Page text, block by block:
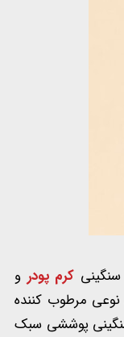
کرم پودر و
مرطوب کننده
پوششی سبک